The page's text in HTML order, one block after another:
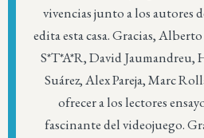
vivencias junto a los autores
edita esta casa. Gracias,
S*T*A*R, David Jaumandreu,
Suárez, Alex Pareja, Marc
ofrecer a los lectores
fascinante del videojuego.